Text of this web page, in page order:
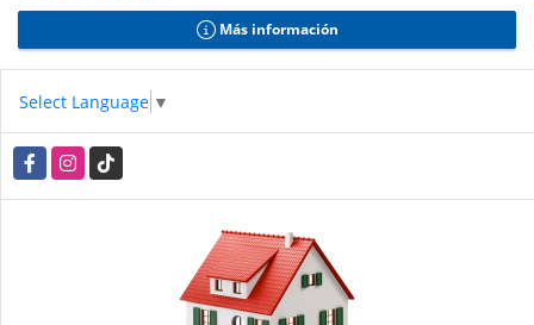
Más información
Select Language ▼
FacebookInstagram
TikTok